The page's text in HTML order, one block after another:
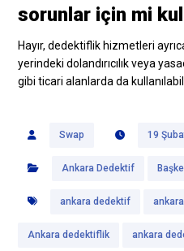
sorunlar için mi
Hayır, dedektiflik hizmetleri
yerindeki dolandırıcılık veya
gibi ticari alanlarda da
Swap 19
Ankara Dedektif
ankara dedektif
Ankara dedektiflik ankara